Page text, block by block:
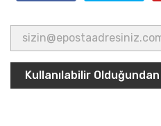
Kullanılabilir